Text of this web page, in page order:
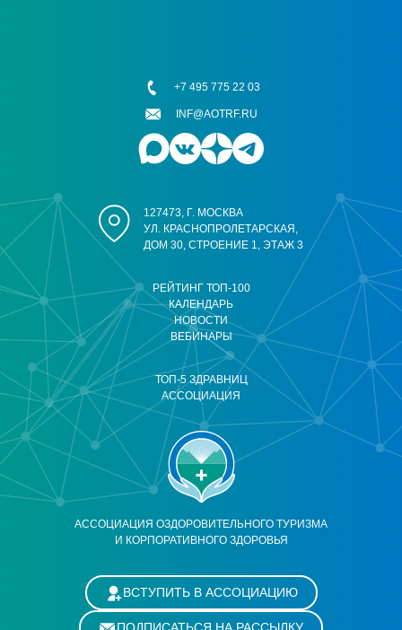
АССОЦИАЦИЯ ОЗДОРОВИТЕЛЬНОГО ТУРИЗМА
И КОРПОРАТИВНОГО ЗДОРОВЬЯ
РЕЙТИНГ ТОП-100
КАЛЕНДАРЬ
НОВОСТИ
ВЕБИНАРЫ
ТОП-5 ЗДРАВНИЦ
АССОЦИАЦИЯ
127473, Г. МОСКВА
УЛ. КРАСНОПРОЛЕТАРСКАЯ,
ДОМ 30, СТРОЕНИЕ 1, ЭТАЖ 3
+7 495 775 22 03
INF@AOTRF.RU
ВСТУПИТЬ В АССОЦИАЦИЮ